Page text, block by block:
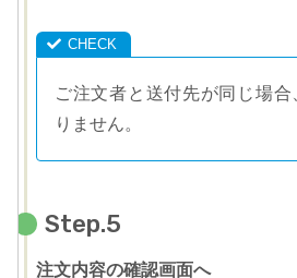
ご注文者と送付先が同じ場
りません。
Step.5
注文内容の確認画面へ